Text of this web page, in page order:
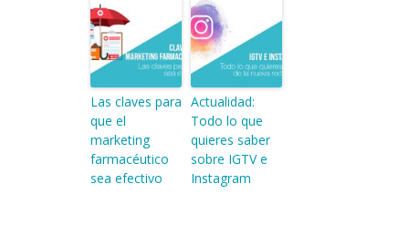
Las claves para
que el
marketing
farmacéutico
sea efectivo
Actualidad:
Todo lo que
quieres saber
sobre IGTV e
Instagram